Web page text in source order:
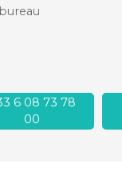
6 08 73 78
00